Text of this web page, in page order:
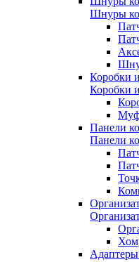
Шнуры
Коробки
Коробки
Панели
Панели